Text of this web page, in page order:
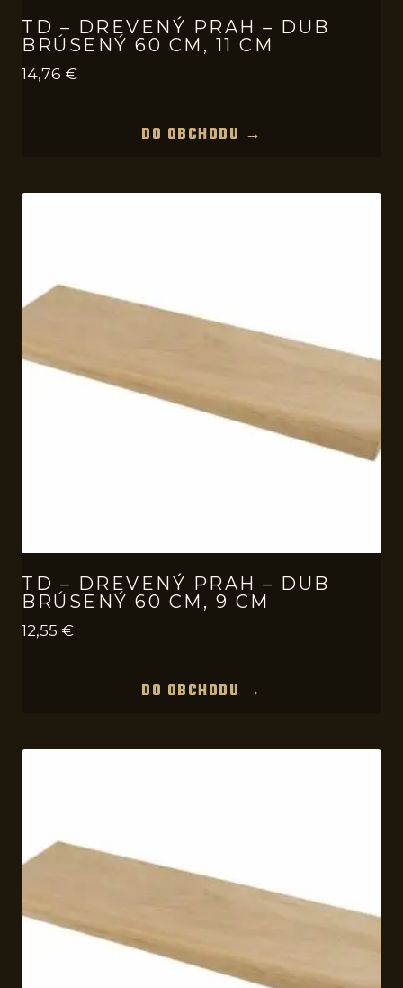
TD – DREVENÝ PRAH – DUB
BRÚSENÝ 60 CM, 11 CM
14,76 €
DO OBCHODU →
TD – DREVENÝ PRAH – DUB
BRÚSENÝ 60 CM, 9 CM
12,55 €
DO OBCHODU →